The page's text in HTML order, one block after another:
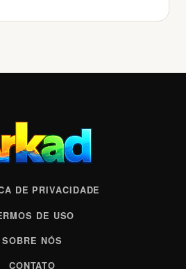
DE PRIVACIDADE
DE USO
SOBRE NÓS
CONTATO